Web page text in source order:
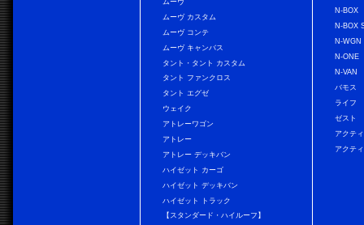
ムーヴ
ムーヴ カスタム
ムーヴ コンテ
ムーヴ キャンバス
タント・タント カスタム
タント ファンクロス
タント エグゼ
ウェイク
アトレーワゴン
アトレー
アトレー デッキバン
ハイゼット カーゴ
ハイゼット デッキバン
ハイゼット トラック
【スタンダード・ハイルーフ】
N-BOX
N-BOX
N-WGN
N-ONE
N-VAN
バモス
ライフ
ゼスト
アクテ
アクテ